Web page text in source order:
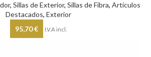
,Sillas de Exterior,Sillas de Fibra,Artículos
Destacados,Exterior
95,70€ I.V.A incl.